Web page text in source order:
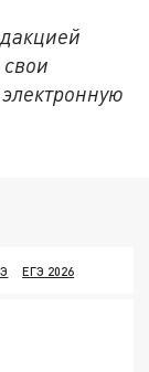
ЕГЭ 2026